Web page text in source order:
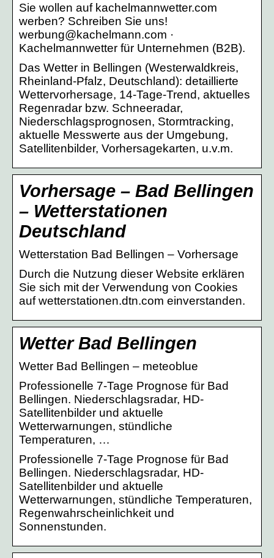
Sie wollen auf kachelmannwetter.com
werben? Schreiben Sie uns!
werbung@kachelmann.com ·
Kachelmannwetter für Unternehmen (B2B).
Das Wetter in Bellingen (Westerwaldkreis,
Rheinland-Pfalz, Deutschland): detaillierte
Wettervorhersage, 14-Tage-Trend, aktuelles
Regenradar bzw. Schneeradar,
Niederschlagsprognosen, Stormtracking,
aktuelle Messwerte aus der Umgebung,
Satellitenbilder, Vorhersagekarten, u.v.m.
Vorhersage – Bad Bellingen
– Wetterstationen
Deutschland
Wetterstation Bad Bellingen – Vorhersage
Durch die Nutzung dieser Website erklären
Sie sich mit der Verwendung von Cookies
auf wetterstationen.dtn.com einverstanden.
Wetter Bad Bellingen
Wetter Bad Bellingen – meteoblue
Professionelle 7-Tage Prognose für Bad
Bellingen. Niederschlagsradar, HD-
Satellitenbilder und aktuelle
Wetterwarnungen, stündliche
Temperaturen, …
Professionelle 7-Tage Prognose für Bad
Bellingen. Niederschlagsradar, HD-
Satellitenbilder und aktuelle
Wetterwarnungen, stündliche Temperaturen,
Regenwahrscheinlichkeit und
Sonnenstunden.